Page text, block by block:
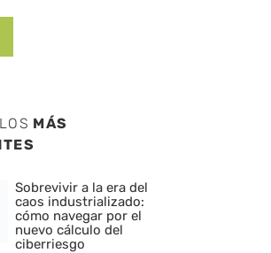
MÁS
Sobrevivir a la era del
caos industrializado:
cómo navegar por el
nuevo cálculo del
ciberriesgo